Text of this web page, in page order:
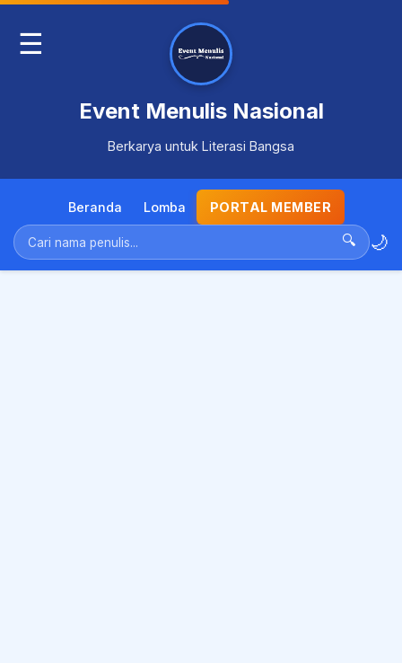
☰
Event Menulis Nasional
Berkarya untuk Literasi Bangsa
Beranda Lomba PORTAL MEMBER
🔍 🌙